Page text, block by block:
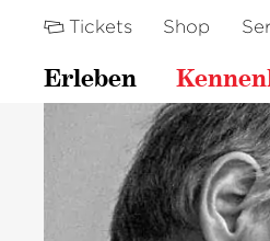
Tickets Shop
Erleben